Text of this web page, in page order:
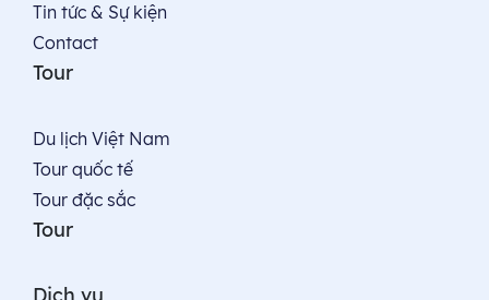
Tin tức & Sự kiện
Contact
Tour
Du lịch Việt Nam
Tour quốc tế
Tour đặc sắc
Tour